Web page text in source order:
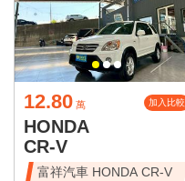
12.80 萬 加入比較
HONDA
CR-V
富祥汽車 HONDA CR-V